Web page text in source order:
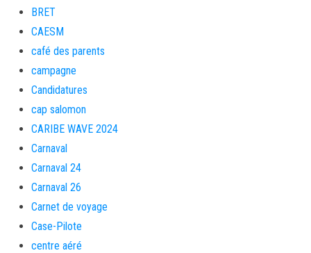
BRET
CAESM
café des parents
campagne
Candidatures
cap salomon
CARIBE WAVE 2024
Carnaval
Carnaval 24
Carnaval 26
Carnet de voyage
Case-Pilote
centre aéré